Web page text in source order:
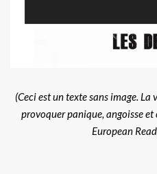
(Ceci est un texte sans image. La
provoquer panique, angoisse et
European